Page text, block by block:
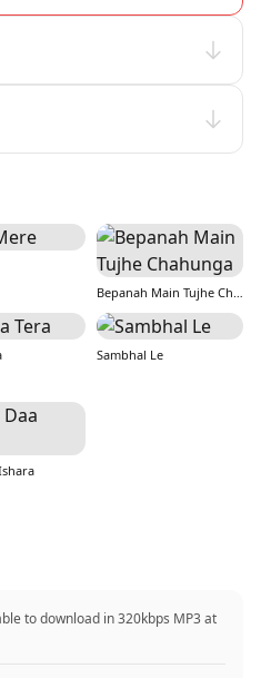
Bepanah Main Tujhe Chahunga
Sambhal Le
to download in 320kbps MP3 at